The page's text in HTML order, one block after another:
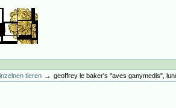
tieren →geoffrey le baker's "aves ganymedis",